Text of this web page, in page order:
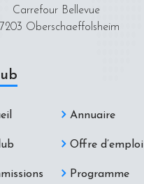
Carrefour Bellevue
Oberschaeffolsheim
Annuaire
Offre d’emploi
Programme